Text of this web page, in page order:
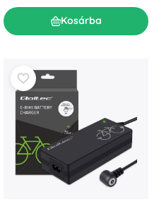
Kosárba